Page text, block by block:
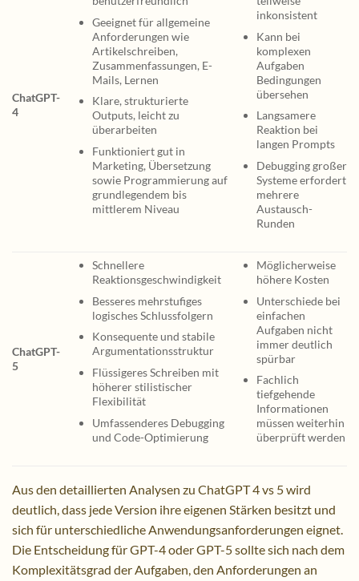
ChatGPT-
4
Geeignet für allgemeine
Anforderungen wie
Artikelschreiben,
Zusammenfassungen, E-
Mails, Lernen
Klare, strukturierte
Outputs, leicht zu
überarbeiten
Funktioniert gut in
Marketing, Übersetzung
sowie Programmierung auf
grundlegendem bis
mittlerem Niveau
inkonsistent
Kann bei
komplexen
Aufgaben
Bedingungen
übersehen
Langsamere
Reaktion bei
langen Prompts
Debugging großer
Systeme erfordert
mehrere
Austausch-
Runden
ChatGPT-
5
Schnellere
Reaktionsgeschwindigkeit
Besseres mehrstufiges
logisches Schlussfolgern
Konsequente und stabile
Argumentationsstruktur
Flüssigeres Schreiben mit
höherer stilistischer
Flexibilität
Umfassenderes Debugging
und Code-Optimierung
Möglicherweise
höhere Kosten
Unterschiede bei
einfachen
Aufgaben nicht
immer deutlich
spürbar
Fachlich
tiefgehende
Informationen
müssen weiterhin
überprüft werden
Aus den detaillierten Analysen zu ChatGPT 4 vs 5 wird
deutlich, dass jede Version ihre eigenen Stärken besitzt und
sich für unterschiedliche Anwendungsanforderungen eignet.
Die Entscheidung für GPT-4 oder GPT-5 sollte sich nach dem
Komplexitätsgrad der Aufgaben, den Anforderungen an